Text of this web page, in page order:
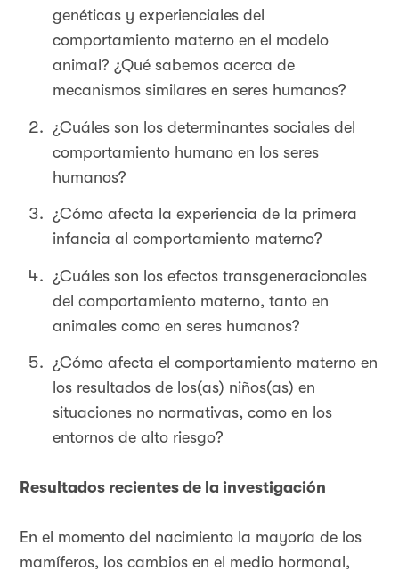
genéticas y experienciales del
comportamiento materno en el modelo
animal? ¿Qué sabemos acerca de
mecanismos similares en seres humanos?
¿Cuáles son los determinantes sociales del
comportamiento humano en los seres
humanos?
¿Cómo afecta la experiencia de la primera
infancia al comportamiento materno?
¿Cuáles son los efectos transgeneracionales
del comportamiento materno, tanto en
animales como en seres humanos?
¿Cómo afecta el comportamiento materno en
los resultados de los(as) niños(as) en
situaciones no normativas, como en los
entornos de alto riesgo?
Resultados recientes de la investigación
En el momento del nacimiento la mayoría de los
mamíferos, los cambios en el medio hormonal,